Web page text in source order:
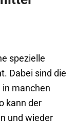
spezielle
Dabei sind die
manchen
kann der
und wieder